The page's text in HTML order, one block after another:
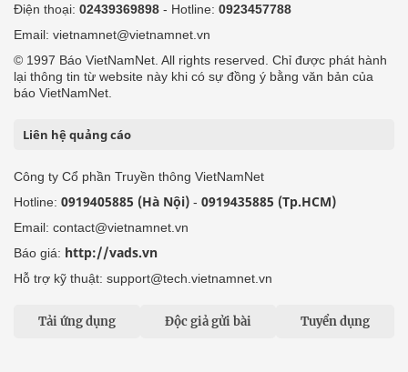
Điện thoại: 02439369898 - Hotline: 0923457788
Email: vietnamnet@vietnamnet.vn
© 1997 Báo VietNamNet. All rights reserved. Chỉ được phát hành
lại thông tin từ website này khi có sự đồng ý bằng văn bản của
báo VietNamNet.
Liên hệ quảng cáo
Công ty Cổ phần Truyền thông VietNamNet
Hotline: 0919405885 (Hà Nội) - 0919435885 (Tp.HCM)
Email: contact@vietnamnet.vn
Báo giá: http://vads.vn
Hỗ trợ kỹ thuật: support@tech.vietnamnet.vn
Tải ứng dụng Độc giả gửi bài Tuyển dụng